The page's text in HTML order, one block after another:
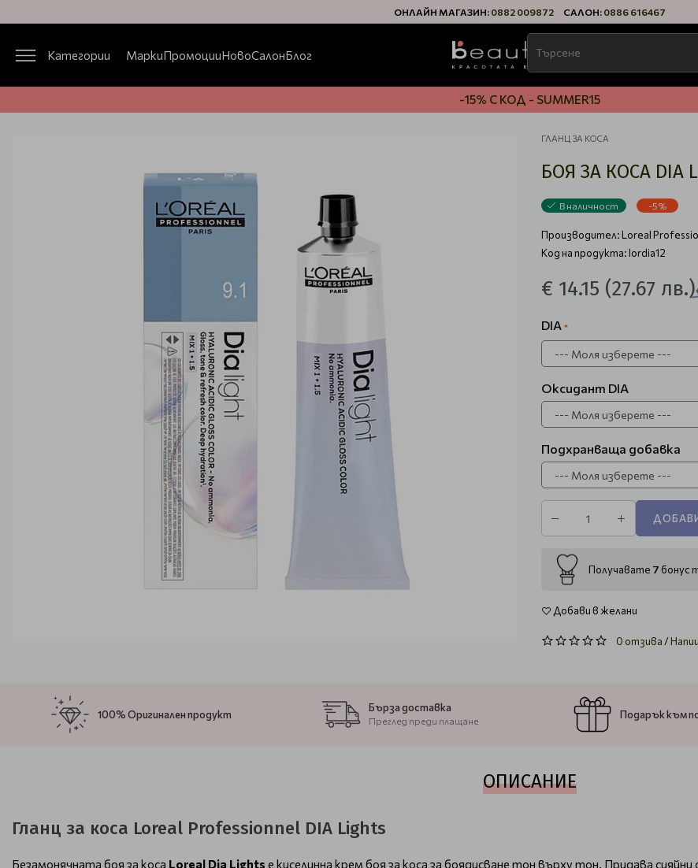
ОНЛАЙН МАГАЗИН: 0882 009872 САЛОН: 0886 616467
Категории МаркиПромоцииНовоСалонБлог
-15% С КОД - SUMMER15
ГЛАНЦ ЗА КОСА
БОЯ ЗА КОСА DIA
В наличност -5%
Производител:Loreal
Код на продукта: lordia12
€ 14.15 (27.67 лв.)
DIA
Оксидант DIA
Подхранваща добавка
Получавате 7 бонус
Добави в желани
0 отзива/
100% Оригинален продукт
Бърза доставка
Преглед преди плащане
Подарък към
ОПИСАНИЕ
Гланц за коса Loreal Professionnel DIA Lights
Безамонячната боя за коса Loreal Dia Lights e киселинна крем боя за коса за боядисване тон върху тон. Придава